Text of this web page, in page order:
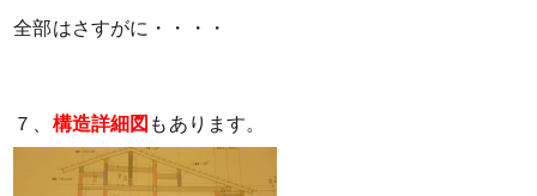
全部はさすがに・・・・
７、 構造詳細図 もあります。